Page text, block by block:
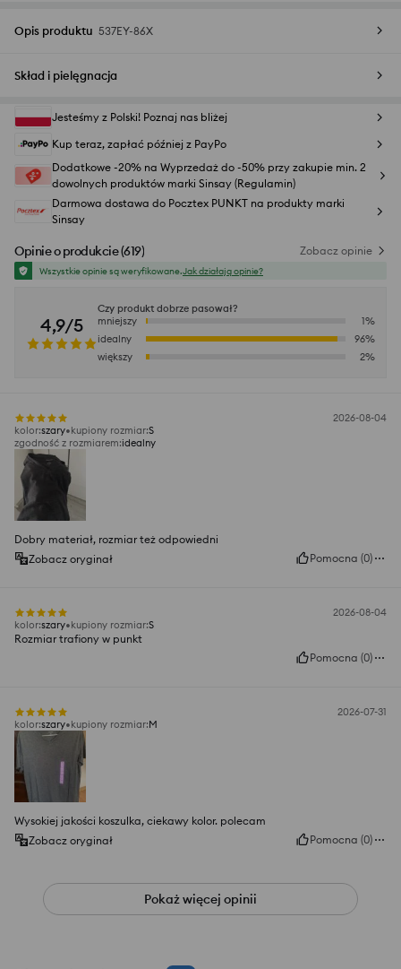
Opis produktu 537EY-86X
Skład i pielęgnacja
Jesteśmy z Polski! Poznaj nas bliżej
Kup teraz, zapłać później z PayPo
Dodatkowe -20% na Wyprzedaż do -50% przy zakupie min. 2
dowolnych produktów marki Sinsay (Regulamin)
Darmowa dostawa do Pocztex PUNKT na produkty marki
Sinsay
Opinie o produkcie(619) Zobacz opinie
Wszystkie opinie są weryfikowane.Jak działają opinie?
4,9/5
Czy produkt dobrze pasował?
mniejszy
1%
idealny
96%
większy
2%
2026-08-04
kolor:szary kupiony rozmiar:S
zgodność z rozmiarem:idealny
Dobry materiał, rozmiar też odpowiedni
Zobacz oryginał
Pomocna (0)
2026-08-04
kolor:szary kupiony rozmiar:S
Rozmiar trafiony w punkt
Pomocna (0)
2026-07-31
kolor:szary kupiony rozmiar:M
Wysokiej jakości koszulka, ciekawy kolor. polecam
Zobacz oryginał
Pomocna (0)
Pokaż więcej opinii